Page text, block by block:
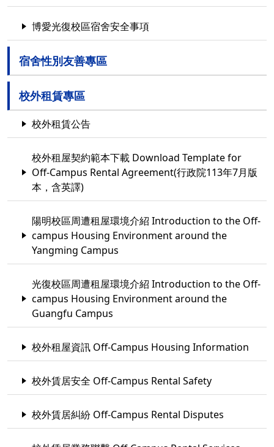
博愛光復校區宿舍安全事項
宿舍性別友善專區
校外租賃專區
校外租賃公告
校外租屋契約範本下載 Download Template for
Off-Campus Rental Agreement(行政院113年7月版
本，含英譯)
陽明校區周遭租屋環境介紹 Introduction to the Off-
campus Housing Environment around the
Yangming Campus
光復校區周遭租屋環境介紹 Introduction to the Off-
campus Housing Environment around the
Guangfu Campus
校外租屋資訊 Off-Campus Housing Information
校外賃居安全 Off-Campus Rental Safety
校外賃居糾紛 Off-Campus Rental Disputes